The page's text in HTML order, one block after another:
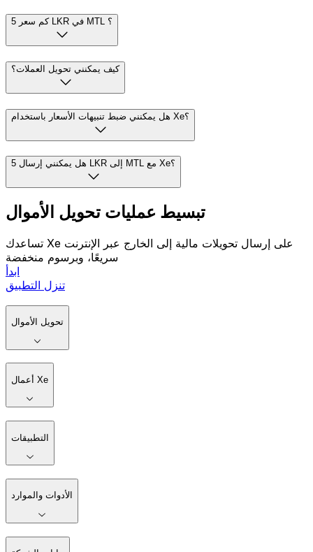
كم سعر 5 LKR في MTL ؟
كيف يمكنني تحويل العملات؟
هل يمكنني ضبط تنبيهات الأسعار باستخدام Xe؟
هل يمكنني إرسال 5 LKR إلى MTL مع Xe؟
تبسيط عمليات تحويل الأموال
تساعدك Xe على إرسال تحويلات مالية إلى الخارج عبر الإنترنت
سريعًا، وبرسوم منخفضة
ابدأ
تنزل التطبيق
تحويل الأموال
أعمال Xe
التطبيقات
الأدوات والموارد